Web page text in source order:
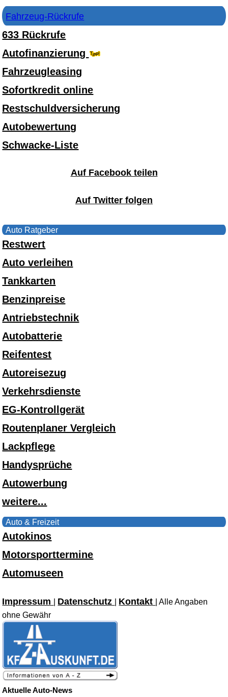
Fahrzeug-Rückrufe
633 Rückrufe
Autofinanzierung
Fahrzeugleasing
Sofortkredit online
Restschuldversicherung
Autobewertung
Schwacke-Liste
Auf Facebook teilen
Auf Twitter folgen
Auto Ratgeber
Restwert
Auto verleihen
Tankkarten
Benzinpreise
Antriebstechnik
Autobatterie
Reifentest
Autoreisezug
Verkehrsdienste
EG-Kontrollgerät
Routenplaner Vergleich
Lackpflege
Handysprüche
Autowerbung
weitere...
Auto & Freizeit
Autokinos
Motorsporttermine
Automuseen
Impressum Datenschutz Kontakt
| Alle Angaben
ohne Gewähr
Aktuelle Auto-News